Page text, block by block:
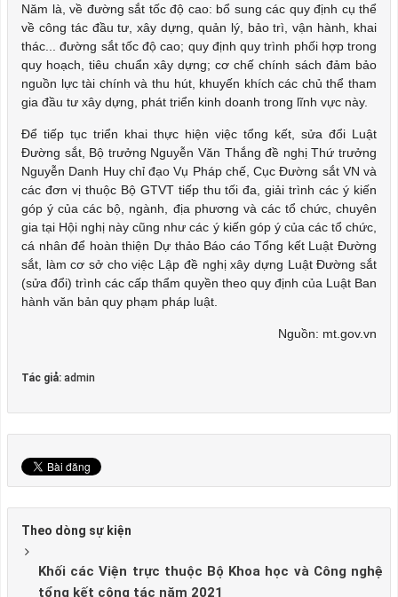
Năm là, về đường sắt tốc độ cao: bổ sung các quy định cụ thể
về công tác đầu tư, xây dựng, quản lý, bảo trì, vận hành, khai
thác... đường sắt tốc độ cao; quy định quy trình phối hợp trong
quy hoạch, tiêu chuẩn xây dựng; cơ chế chính sách đảm bảo
nguồn lực tài chính và thu hút, khuyến khích các chủ thể tham
gia đầu tư xây dựng, phát triển kinh doanh trong lĩnh vực này.
Để tiếp tục triển khai thực hiện việc tổng kết, sửa đổi Luật
Đường sắt, Bộ trưởng Nguyễn Văn Thắng đề nghị Thứ trưởng
Nguyễn Danh Huy chỉ đạo Vụ Pháp chế, Cục Đường sắt VN và
các đơn vị thuộc Bộ GTVT tiếp thu tối đa, giải trình các ý kiến
góp ý của các bộ, ngành, địa phương và các tổ chức, chuyên
gia tại Hội nghị này cũng như các ý kiến góp ý của các tổ chức,
cá nhân để hoàn thiện Dự thảo Báo cáo Tổng kết Luật Đường
sắt, làm cơ sở cho việc Lập đề nghị xây dựng Luật Đường sắt
(sửa đổi) trình các cấp thẩm quyền theo quy định của Luật Ban
hành văn bản quy phạm pháp luật.
Nguồn: mt.gov.vn
Tác giả: admin
Theo dòng sự kiện
Khối các Viện trực thuộc Bộ Khoa học và Công nghệ
tổng kết công tác năm 2021